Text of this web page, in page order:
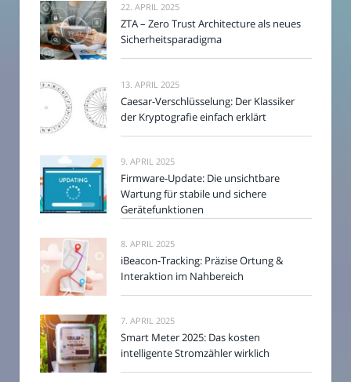
22. APRIL 2025
ZTA – Zero Trust Architecture als neues
Sicherheitsparadigma
13. APRIL 2025
Caesar-Verschlüsselung: Der Klassiker
der Kryptografie einfach erklärt
9. APRIL 2025
Firmware-Update: Die unsichtbare
Wartung für stabile und sichere
Gerätefunktionen
8. APRIL 2025
iBeacon-Tracking: Präzise Ortung &
Interaktion im Nahbereich
7. APRIL 2025
Smart Meter 2025: Das kosten
intelligente Stromzähler wirklich